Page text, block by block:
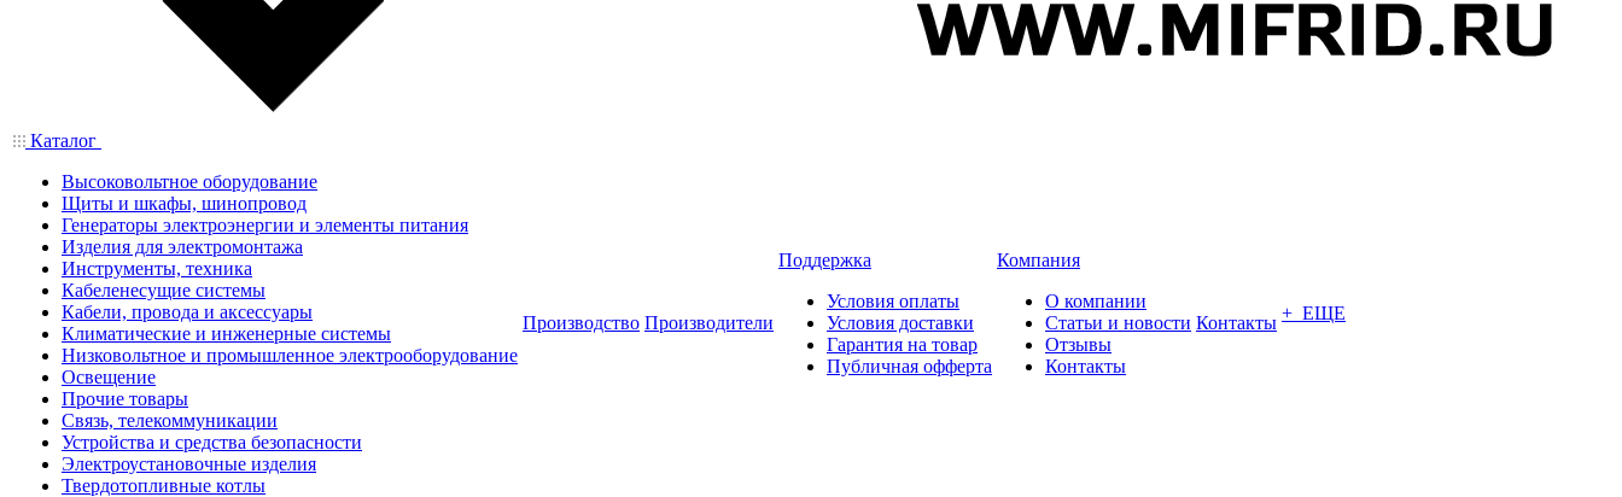
Каталог
Высоковольтное оборудование
Щиты и шкафы, шинопровод
Генераторы электроэнергии и элементы питания
Изделия для электромонтажа
Инструменты, техника
Кабеленесущие системы
Кабели, провода и аксессуары
Климатические и инженерные системы
Низковольтное и промышленное электрооборудование
Освещение
Прочие товары
Связь, телекоммуникации
Устройства и средства безопасности
Электроустановочные изделия
Твердотопливные котлы
Производство Производители
Поддержка
Условия оплаты
Условия доставки
Гарантия на товар
Публичная офферта
Компания
О компании
Статьи и новости
Отзывы
Контакты
Контакты + ЕЩЕ